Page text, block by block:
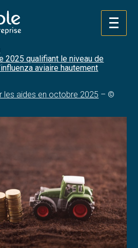
contagieuse sur le territoire
2025 qualifiant le niveau de
2025 qualifiant le niveau de
aviaire hautement
les aides en octobre 2025 – ©